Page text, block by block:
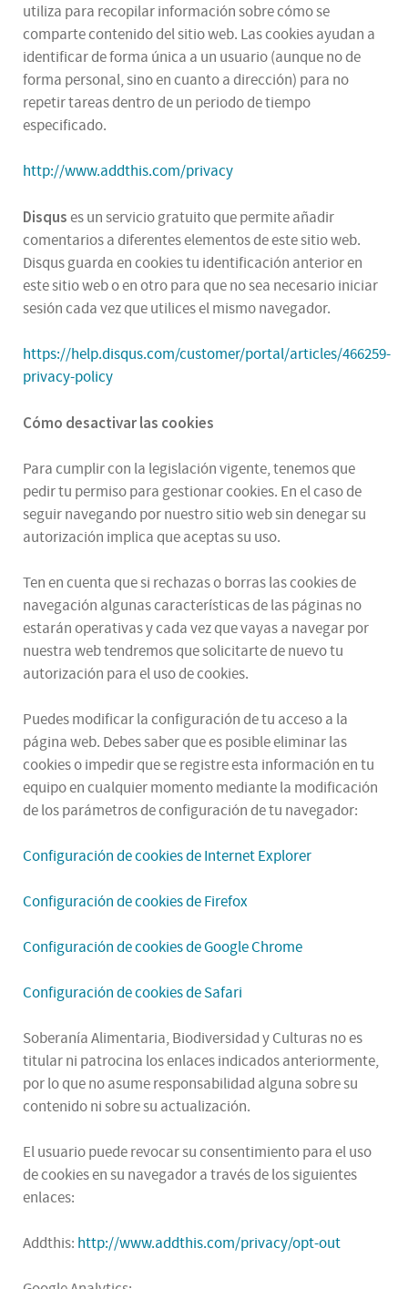
utiliza para recopilar información sobre cómo se
comparte contenido del sitio web. Las cookies ayudan a
identificar de forma única a un usuario (aunque no de
forma personal, sino en cuanto a dirección) para no
repetir tareas dentro de un periodo de tiempo
especificado.
http://www.addthis.com/privacy
Disquses un servicio gratuito que permite añadir
comentarios a diferentes elementos de este sitio web.
Disqus guarda en cookies tu identificación anterior en
este sitio web o en otro para que no sea necesario iniciar
sesión cada vez que utilices el mismo navegador.
https://help.disqus.com/customer/portal/articles/466259-
privacy-policy
Cómo desactivar las cookies
Para cumplir con la legislación vigente, tenemos que
pedir tu permiso para gestionar cookies. En el caso de
seguir navegando por nuestro sitio web sin denegar su
autorización implica que aceptas su uso.
Ten en cuenta que si rechazas o borras las cookies de
navegación algunas características de las páginas no
estarán operativas y cada vez que vayas a navegar por
nuestra web tendremos que solicitarte de nuevo tu
autorización para el uso de cookies.
Puedes modificar la configuración de tu acceso a la
página web. Debes saber que es posible eliminar las
cookies o impedir que se registre esta información en tu
equipo en cualquier momento mediante la modificación
de los parámetros de configuración de tu navegador:
Configuración de cookies de Internet Explorer
Configuración de cookies de Firefox
Configuración de cookies de Google Chrome
Configuración de cookies de Safari
Soberanía Alimentaria, Biodiversidad y Culturas no es
titular ni patrocina los enlaces indicados anteriormente,
por lo que no asume responsabilidad alguna sobre su
contenido ni sobre su actualización.
El usuario puede revocar su consentimiento para el uso
de cookies en su navegador a través de los siguientes
enlaces:
Addthis: http://www.addthis.com/privacy/opt-out